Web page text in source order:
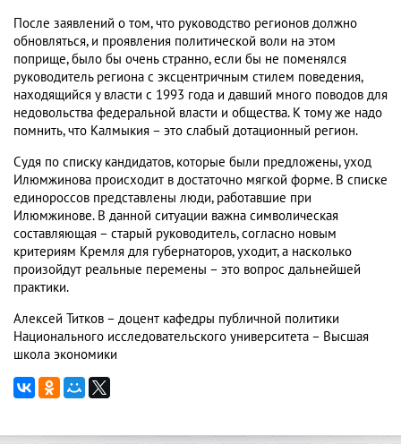
После заявлений о том, что руководство регионов должно
обновляться, и проявления политической воли на этом
поприще, было бы очень странно, если бы не поменялся
руководитель региона с эксцентричным стилем поведения,
находящийся у власти с 1993 года и давший много поводов для
недовольства федеральной власти и общества. К тому же надо
помнить, что Калмыкия – это слабый дотационный регион.
Судя по списку кандидатов, которые были предложены, уход
Илюмжинова происходит в достаточно мягкой форме. В списке
единороссов представлены люди, работавшие при
Илюмжинове. В данной ситуации важна символическая
составляющая – старый руководитель, согласно новым
критериям Кремля для губернаторов, уходит, а насколько
произойдут реальные перемены – это вопрос дальнейшей
практики.
Алексей Титков – доцент кафедры публичной политики
Национального исследовательского университета – Высшая
школа экономики